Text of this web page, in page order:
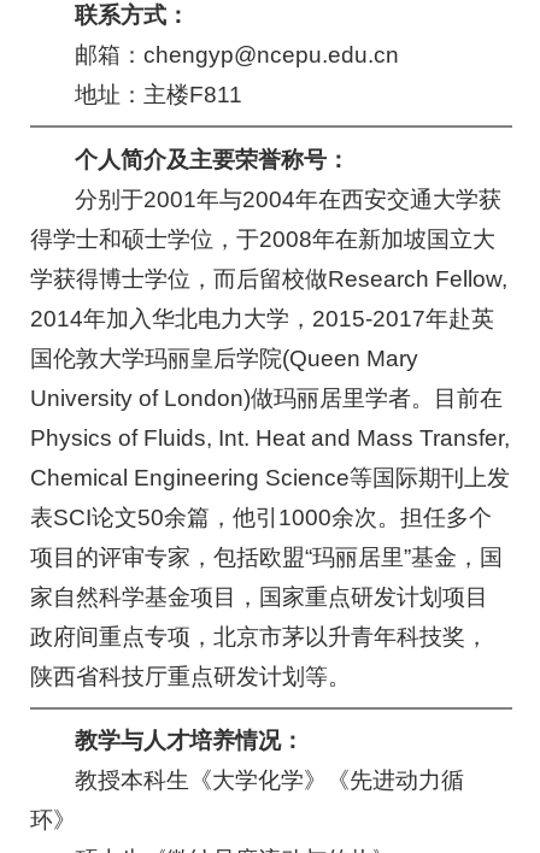
联系方式：
邮箱：chengyp@ncepu.edu.cn
地址：主楼F811
个人简介及主要荣誉称号：
分别于2001年与2004年在西安交通大学获
得学士和硕士学位，于2008年在新加坡国立大
学获得博士学位，而后留校做Research Fellow,
2014年加入华北电力大学，2015-2017年赴英
国伦敦大学玛丽皇后学院(Queen Mary
University of London)做玛丽居里学者。目前在
Physics of Fluids, Int. Heat and Mass Transfer,
Chemical Engineering Science等国际期刊上发
表SCI论文50余篇，他引1000余次。担任多个
项目的评审专家，包括欧盟“玛丽居里”基金，国
家自然科学基金项目，国家重点研发计划项目
政府间重点专项，北京市茅以升青年科技奖，
陕西省科技厅重点研发计划等。
教学与人才培养情况：
教授本科生《大学化学》《先进动力循
环》